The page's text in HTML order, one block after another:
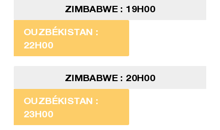
ZIMBABWE : 19H00
OUZBÉKISTAN :
22H00
ZIMBABWE : 20H00
OUZBÉKISTAN :
23H00